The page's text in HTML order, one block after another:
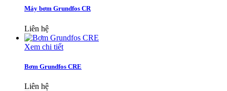
Máy bơm Grundfos CR
Liên hệ
Xem chi tiết
Bơm Grundfos CRE
Liên hệ